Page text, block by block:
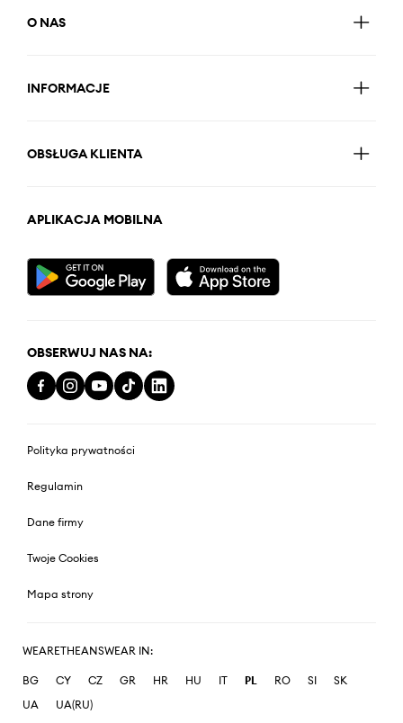
O NAS
INFORMACJE
OBSŁUGA KLIENTA
APLIKACJA MOBILNA
OBSERWUJ NAS NA:
Polityka prywatności
Regulamin
Dane firmy
Twoje Cookies
Mapa strony
WEARETHEANSWEAR IN:
BG CY CZ GR HR HU IT PL RO SI
SK
UA
UA(RU)